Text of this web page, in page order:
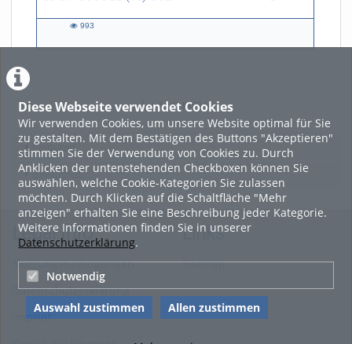
Diese Webseite verwendet Cookies
Wir verwenden Cookies, um unsere Website optimal für Sie
zu gestalten. Mit dem Bestätigen des Buttons "Akzeptieren"
stimmen Sie der Verwendung von Cookies zu. Durch
Anklicken der untenstehenden Checkboxen können Sie
auswählen, welche Cookie-Kategorien Sie zulassen
möchten. Durch Klicken auf die Schaltfläche "Mehr
anzeigen" erhalten Sie eine Beschreibung jeder Kategorie.
Weitere Informationen finden Sie in unserer
Datenschutzerklärung.
Notwendig
Auswahl zustimmen Allen zustimmen
993
LADE MEHR
Featured
Beliebtheit
Legal Info
Nutzungsbedingungen
Datenschutzerklärung
Imprint
Links
Sitemap